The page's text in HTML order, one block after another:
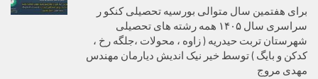
برای هفتمین سال متوالی بورسیه تحصیلی کنکو ر
سراسری سال ۱۴۰۵ همه رشته های تحصیلی
شهرستان تربت حیدریه ( زاوه ، محولات ،جلگه رخ ،
کدکن و بایگ ) توسط خیر نیک اندیش دیارمان مهندس
مهدی مروج